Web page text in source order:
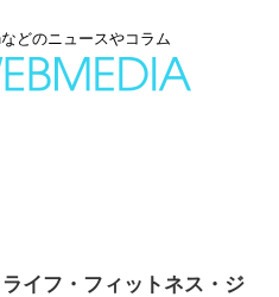
どのニュースやコラム
イフ・フィットネス・ジ